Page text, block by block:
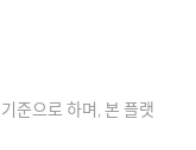
준으로 하며, 본 플랫